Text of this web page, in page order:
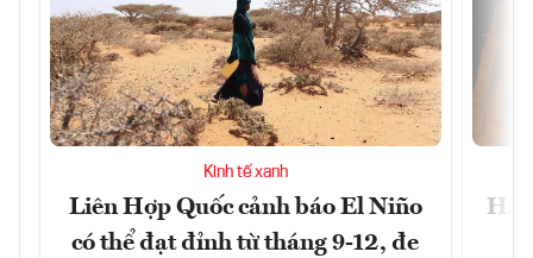
Kinh tế xanh
Liên Hợp Quốc cảnh báo El Niño
có thể đạt đỉnh từ tháng 9-12, đe